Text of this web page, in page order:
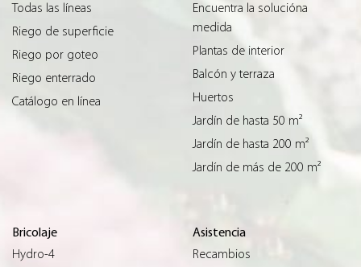
Todas las líneas
Riego de superficie
Riego por goteo
Riego enterrado
Catálogo en línea
Encuentra la solucióna
medida
Plantas de interior
Balcón y terraza
Huertos
Jardín de hasta 50 m²
Jardín de hasta 200 m²
Jardín de más de 200 m²
Bricolaje
Hydro-4
Asistencia
Recambios